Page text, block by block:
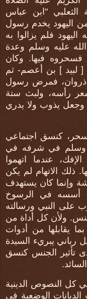
الثعلبي "ابن عباس
اليهود يخدم رسول
فلم يزالوا به
عليه وسلم وعدة
فسحروه فيها. وكان
[ لبيد ] بن أعصم- ثم
ذروان، فمرض رسول
رأسه، ولبث ستة
وجعل يذوب ولا يدري
كنسق اجتماعي
وسلم في شرفه في
عندما اتهموا
ذلك الاتهام لم يكن
وإنما كان يستهدف
أسسه في الرسوخ
على النبي ورسالته
ولأن كل أداة من
يقابلها من أدوات
رباني يبريء السيدة
تأثير الجنس كنسق
كل النصوص الدينية
الوضعية في